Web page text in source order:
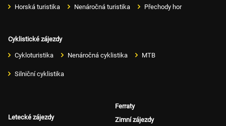
Horská turistika Nenáročná turistika Přechody hor
Cyklistické zájezdy
Cykloturistika Nenáročná cyklistika MTB
Silniční cyklistika
Letecké zájezdy
Ferraty
Zimní zájezdy